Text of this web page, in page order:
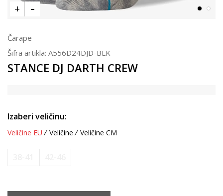
Čarape
Šifra artikla: A556D24DJD-BLK
STANCE DJ DARTH CREW
Izaberi veličinu:
Veličine EU Veličine Veličine CM